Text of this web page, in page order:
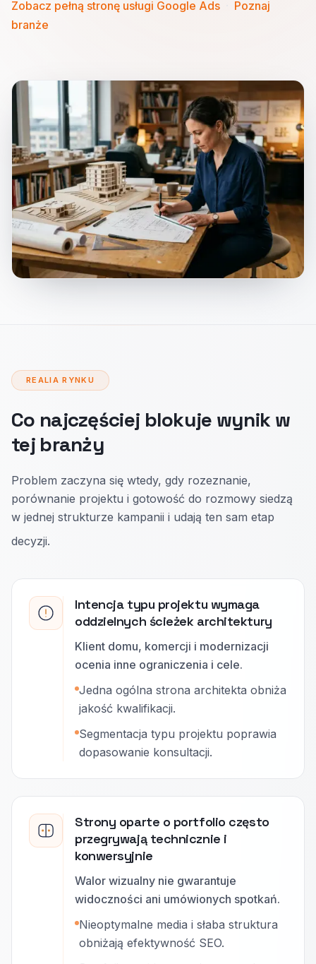
Zobacz pełną stronę usługi Google Ads
Poznaj
branże
REALIA RYNKU
Co najczęściej blokuje wynik w
tej branży
Problem zaczyna się wtedy, gdy rozeznanie,
porównanie projektu i gotowość do rozmowy siedzą
w jednej strukturze kampanii i udają ten sam etap
decyzji.
Intencja typu projektu wymaga
oddzielnych ścieżek architektury
Klient domu, komercji i modernizacji
ocenia inne ograniczenia i cele.
Jedna ogólna strona architekta obniża
jakość kwalifikacji.
Segmentacja typu projektu poprawia
dopasowanie konsultacji.
Strony oparte o portfolio często
przegrywają technicznie i
konwersyjnie
Walor wizualny nie gwarantuje
widoczności ani umówionych spotkań.
Nieoptymalne media i słaba struktura
obniżają efektywność SEO.